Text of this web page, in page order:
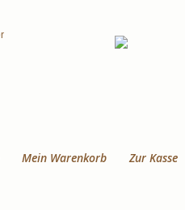
Mein Warenkorb Zur Kasse